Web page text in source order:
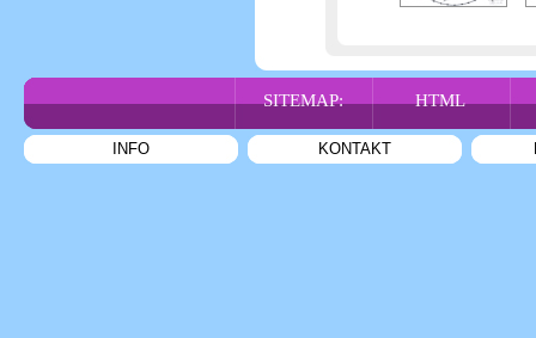
SITEMAP: HTML
INFO KONTAKT